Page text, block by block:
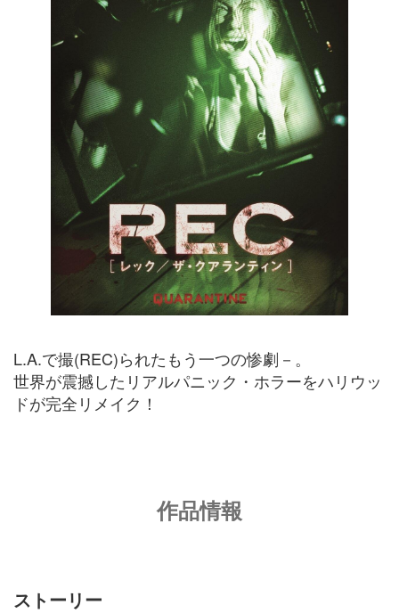
L.A.で撮(REC)られたもう一つの惨劇－。
世界が震撼したリアルパニック・ホラーをハリウッ
ドが完全リメイク！
作品情報
ストーリー